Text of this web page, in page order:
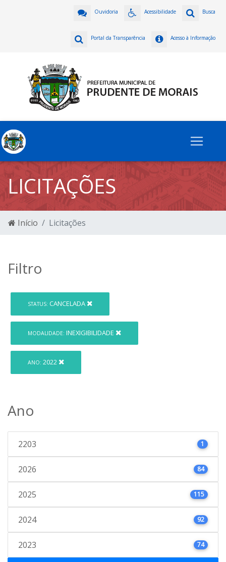
Busca
Acessibilidade
Ouvidoria
Acesso à Informação
Portal da Transparência
LICITAÇÕES
Início Licitações
Filtro
STATUS: CANCELADA
MODALIDADE: INEXIGIBILIDADE
ANO: 2022
Ano
2203 1
2026 84
2025 115
2024 92
2023 74